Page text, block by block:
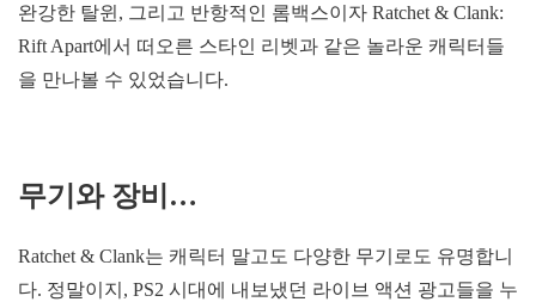
완강한 탈윈, 그리고 반항적인 롬백스이자 Ratchet & Clank:
Rift Apart에서 떠오른 스타인 리벳과 같은 놀라운 캐릭터들
을 만나볼 수 있었습니다.
무기와 장비…
Ratchet & Clank는 캐릭터 말고도 다양한 무기로도 유명합니
다. 정말이지, PS2 시대에 내보냈던 라이브 액션 광고들을 누